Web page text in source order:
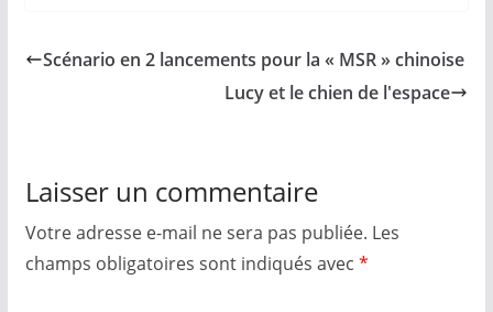
Scénario en 2 lancements pour la « MSR » chinoise
Lucy et le chien de l'espace
Laisser un commentaire
Votre adresse e-mail ne sera pas publiée. Les
champs obligatoires sont indiqués avec *